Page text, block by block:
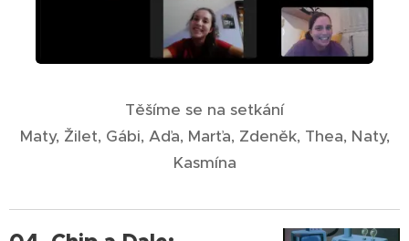
Těšíme se na setkání
Maty, Žilet, Gábi, Aďa, Marťa, Zdeněk, Thea, Naty,
Kasmína